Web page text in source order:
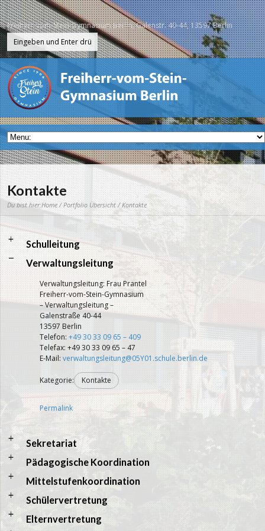
Freiherr-vom-Stein-Gymnasium Berlin, Galenstr. 40-44, 13597 Berlin
Kontakte
Du bist hier:Home/Portfolio Übersicht/ Kontakte
a Schulleitung
A Verwaltungsleitung
Verwaltungsleitung: Frau Prantel
Freiherr-vom-Stein-Gymnasium
– Verwaltungsleitung –
Galenstraße 40-44
13597 Berlin
Telefon: +49 30 33 09 65 – 409
Telefax: +49 30 33 09 65 – 47
E-Mail: verwaltungsleitung@05Y01.schule.berlin.de
Kategorie: Kontakte
Permalink
a Sekretariat
a Pädagogische Koordination
a Mittelstufenkoordination
a Schülervertretung
a Elternvertretung